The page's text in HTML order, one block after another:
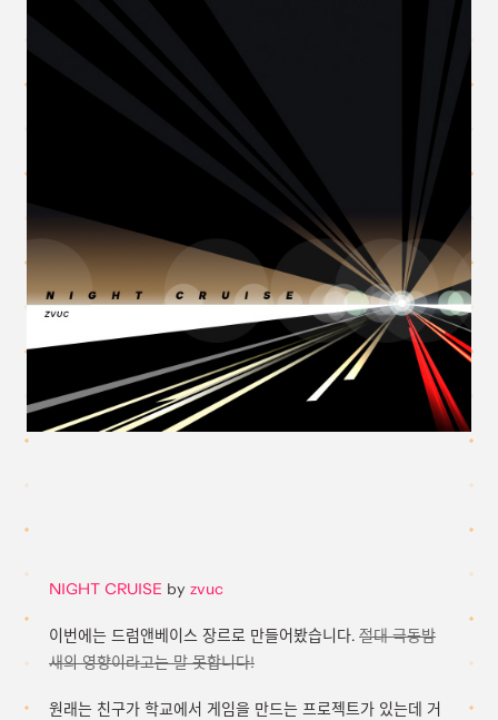
NIGHT CRUISE by zvuc
이번에는 드럼앤베이스 장르로 만들어봤습니다. 절대 극동밤
새의 영향이라고는 말 못합니다!
원래는 친구가 학교에서 게임을 만드는 프로젝트가 있는데 거